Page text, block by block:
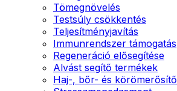
Tömegnövelés
Testsúly csökkentés
Teljesítményjavítás
Immunrendszer támogatás
Regeneráció elősegítése
Alvást segítő termékek
Haj-, bőr- és körömerősítő